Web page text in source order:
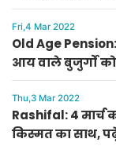
Fri,4 Mar 2022
Old Age
आय वाले बुजुर्गों
लाल का ऐलान
Thu,3 Mar 2022
Rashifal: 4 मार्च
किस्मत का साथ, पढ़ें